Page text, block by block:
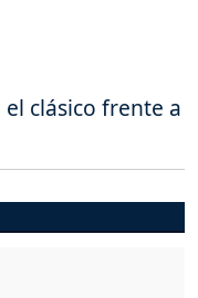
clásico frente a